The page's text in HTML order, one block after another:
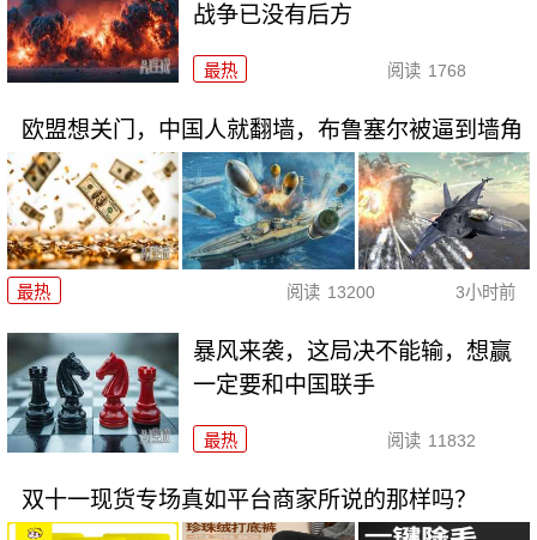
战争已没有后方
最热 阅读 1768
欧盟想关门，中国人就翻墙，布鲁塞尔被逼到墙角
最热 阅读 13200 3小时前
暴风来袭，这局决不能输，想赢
一定要和中国联手
最热 阅读 11832
双十一现货专场真如平台商家所说的那样吗？